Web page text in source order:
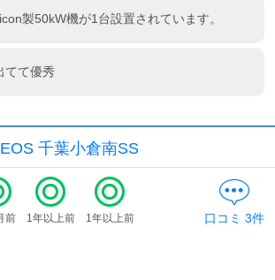
製50kW機が1台設置されています。
てて優秀
千葉小倉南SS
前 1年以上前 1年以上前 口コミ 3件